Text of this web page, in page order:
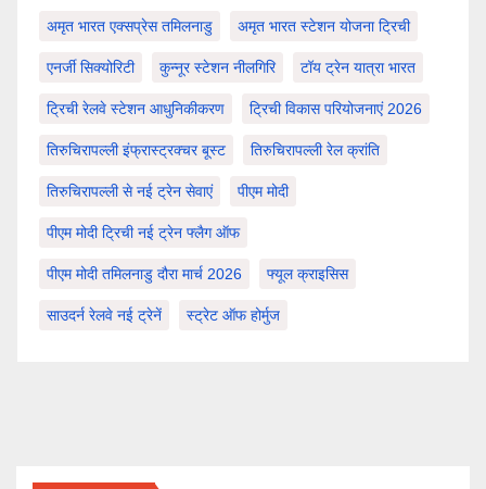
अमृत भारत एक्सप्रेस तमिलनाडु अमृत भारत स्टेशन योजना ट्रिची
एनर्जी सिक्योरिटी कुन्नूर स्टेशन नीलगिरि टॉय ट्रेन यात्रा भारत
ट्रिची रेलवे स्टेशन आधुनिकीकरण ट्रिची विकास परियोजनाएं 2026
तिरुचिरापल्ली इंफ्रास्ट्रक्चर बूस्ट तिरुचिरापल्ली रेल क्रांति
तिरुचिरापल्ली से नई ट्रेन सेवाएं पीएम मोदी
पीएम मोदी ट्रिची नई ट्रेन फ्लैग ऑफ
पीएम मोदी तमिलनाडु दौरा मार्च 2026 फ्यूल क्राइसिस
साउदर्न रेलवे नई ट्रेनें स्ट्रेट ऑफ होर्मुज